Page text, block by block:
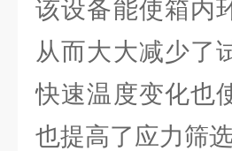
该设备能使箱内
从而大大减少了
快速温度变化也
也提高了应力筛选